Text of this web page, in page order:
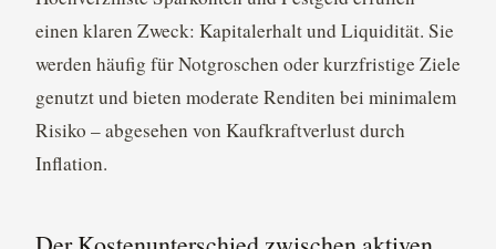
einen klaren Zweck: Kapitalerhalt und Liquidität. Sie
werden häufig für Notgroschen oder kurzfristige Ziele
genutzt und bieten moderate Renditen bei minimalem
Risiko – abgesehen von Kaufkraftverlust durch
Inflation.